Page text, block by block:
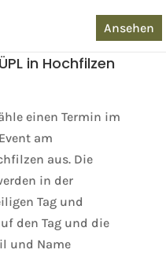
in Hochfilzen
einen Termin im
am
aus. Die
in der
Tag und
den Tag und die
und Name
Ansehen